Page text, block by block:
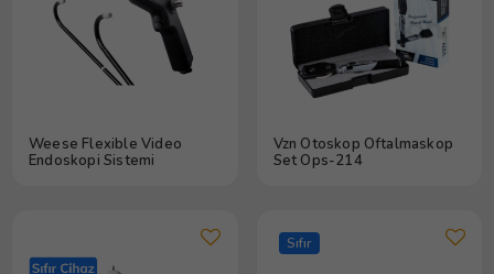
Weese Flexible Video
Endoskopi Sistemi
Vzn Otoskop Oftalmaskop
Set Ops-214
Sıfır